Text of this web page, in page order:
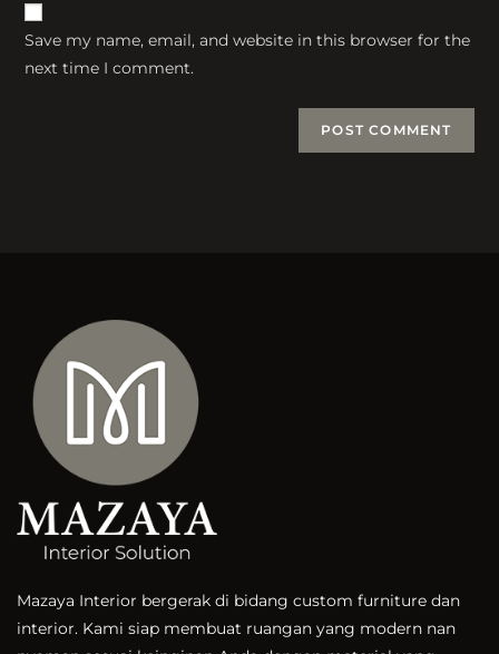
comment
Save my name, email, and website in this browser for the
next time I comment.
Mazaya Interior bergerak di bidang custom furniture dan
interior. Kami siap membuat ruangan yang modern nan